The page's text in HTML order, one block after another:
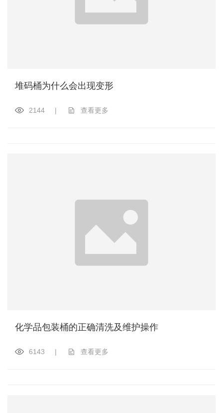
堆码桶为什么会出现变形
2144 | 查看更多
化学品包装桶的正确清洗及维护操作
6143 | 查看更多